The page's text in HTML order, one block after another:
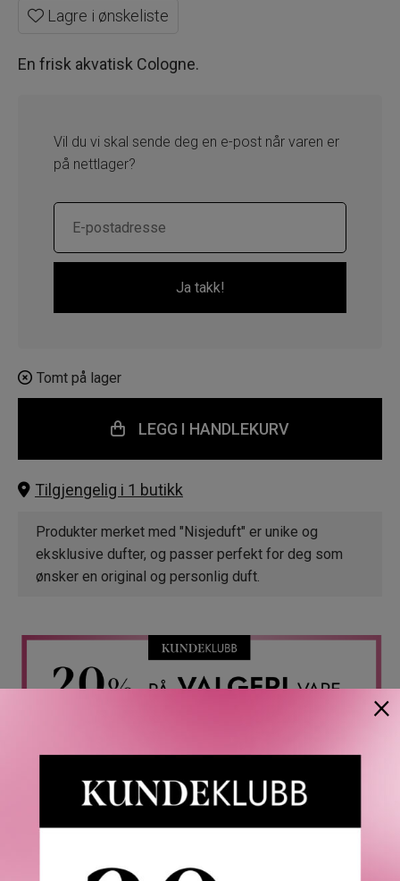
Lagre i ønskeliste
En frisk akvatisk Cologne.
Vil du vi skal sende deg en e-post når varen er
på nettlager?
Tomt på lager
LEGG I HANDLEKURV
Tilgjengelig i 1 butikk
Produkter merket med "Nisjeduft" er unike og
eksklusive dufter, og passer perfekt for deg som
ønsker en original og personlig duft.
Rabatten aktiveres i handlekurven der du også kan logge inn eller
produkter, gavesett eller i kombinasjon med andre tilbud. Gjelder kun
×